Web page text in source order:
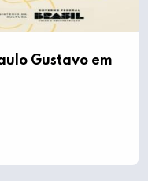
Gustavo em